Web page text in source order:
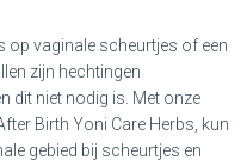
op vaginale scheurtjes of een
zijn hechtingen
dit niet nodig is. Met onze
Birth Yoni Care Herbs, kun
gebied bij scheurtjes en